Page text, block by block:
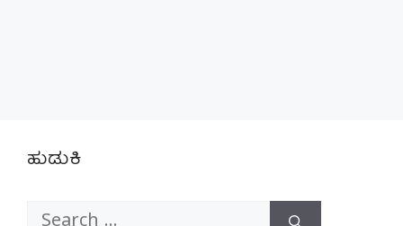
ಹುಡುಕಿ
Search